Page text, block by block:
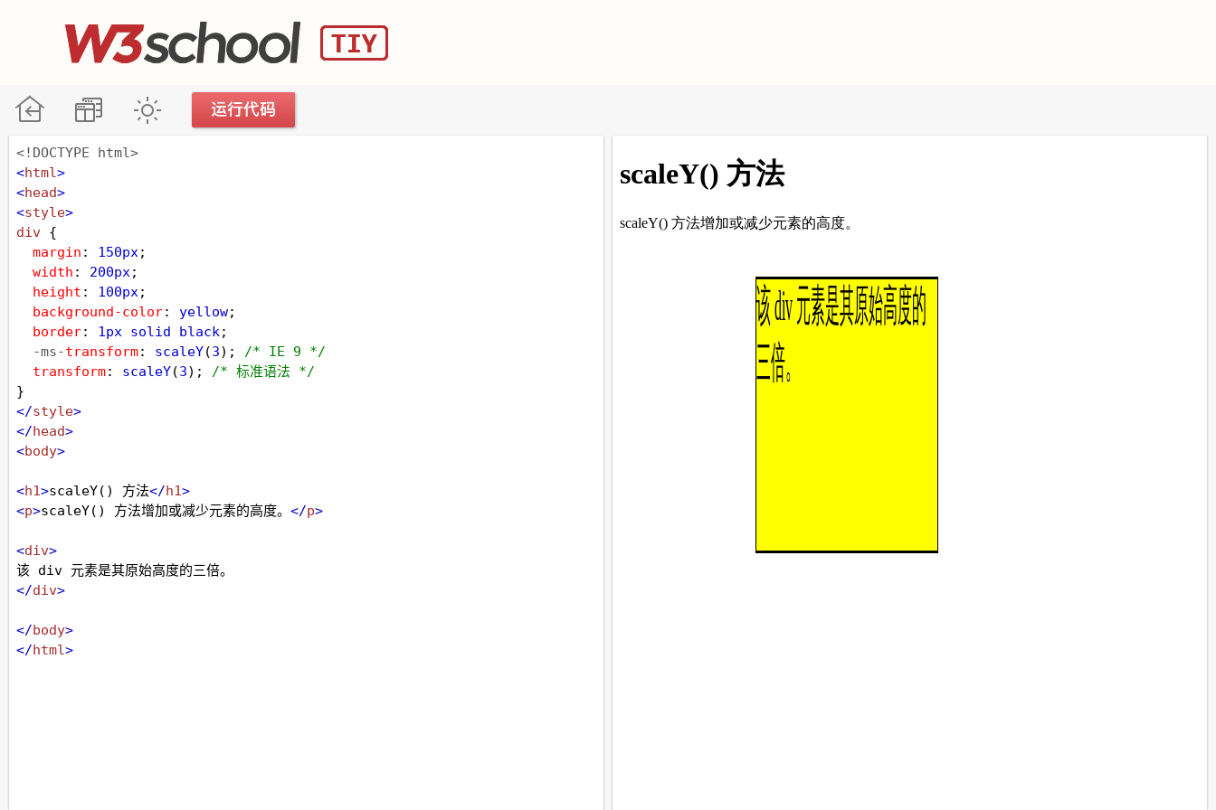
<!DOCTYPE html>
<html>
<head>
<style>
div {
margin : 150px;
width : 200px;
height : 100px;
background-color: yellow;
border: 1px solid black;
-ms-transform: scaleY(3); /* IE 9 */
transform: scaleY(3); /* 标准语法 */
}
</style>
</head>
<body>
<h1>scaleY() 方法</h1>
<p>scaleY() 方法增加或减少元素的高度。 </p>
<div>
该 div 元素是其原始高度的三倍。
</div>
</body>
</html>